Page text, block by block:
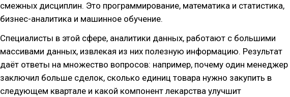
смежных дисциплин. Это программирование, математика и статистика,
бизнес-аналитика и машинное обучение.
Специалисты в этой сфере, аналитики данных, работают с большими
массивами данных, извлекая из них полезную информацию. Результат
даёт ответы на множество вопросов: например, почему один менеджер
заключил больше сделок, сколько единиц товара нужно закупить в
следующем квартале и какой компонент лекарства улучшит